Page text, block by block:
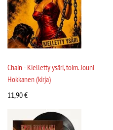
Chain - Kielletty ysäri, toim. Jouni
Hokkanen (kirja)
11,90€